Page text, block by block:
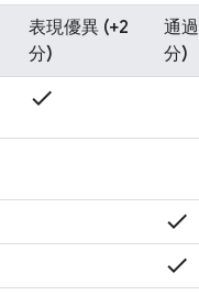
表現優異 (+2
分)
通
分)
check
check
check